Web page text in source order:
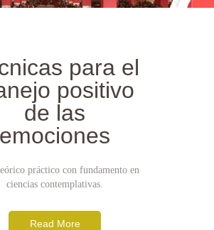
para el
positivo
de las
emociones
práctico con fundamento en
ciencias contemplativas.
Read More